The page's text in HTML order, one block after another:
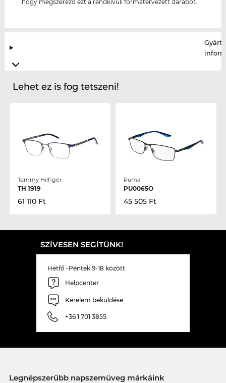
hogy megszerezd ezt a rendkívüli formatervezett darabot.
Lehet ez is fog tetszeni!
Tommy Hilfiger
TH 1919
61 110 Ft
Puma
PU0065O
45 505 Ft
SZÍVESEN SEGÍTÜNK!
Hétfő -Péntek 9-18 között
Helpcenter
Kérelem beküldése
+36 1 701 3855
Legnépszerűbb napszemüveg márkáink